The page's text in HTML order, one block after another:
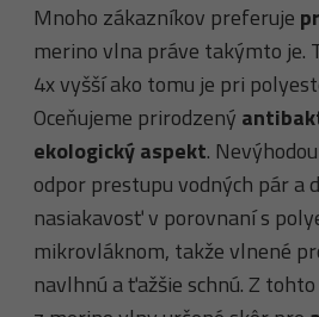
Mnoho zákazníkov preferuje
merino vlna práve takýmto je.
4x vyšší ako tomu je pri
Oceňujeme prirodzený
ekologický aspekt.
odpor prestupu vodných pár a
nasiakavosť v porovnaní s
mikrovláknom, takže vlnené
navlhnú a ťažšie schnú. Z